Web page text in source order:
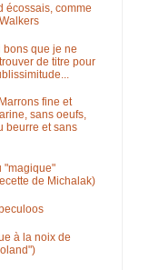
écossais, comme
bons que je ne
de titre pour
fine et
sans oeufs,
beurre et sans
"magique"
de Michalak)
à la noix de